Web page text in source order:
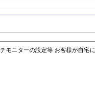
モニターの設定等 お客様が自宅